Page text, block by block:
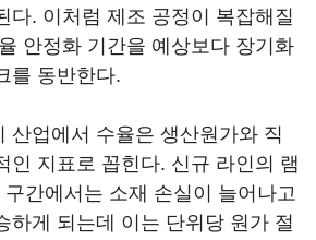
다. 이처럼 제조 공정이 복잡해질
안정화 기간을 예상보다 장기화
를 동반한다.
산업에서 수율은 생산원가와 직
인 지표로 꼽힌다. 신규 라인의 램
간에서는 소재 손실이 늘어나고
하게 되는데 이는 단위당 원가 절